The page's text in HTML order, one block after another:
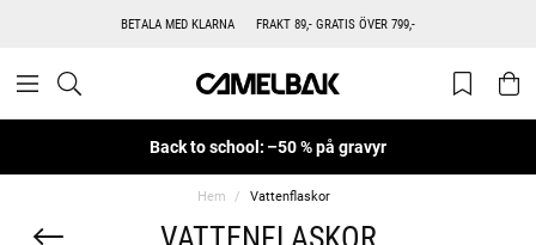
BETALA MED KLARNA FRAKT 89,- GRATIS ÖVER 799,-
Back to school: –50 % på gravyr
Hem Vattenflaskor
VATTENFLASKOR